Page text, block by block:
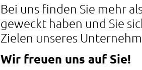
Bei uns finden Sie mehr
geweckt haben und Sie
Zielen unseres
Wir freuen uns auf Sie!